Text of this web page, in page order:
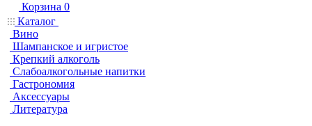
Корзина 0
Каталог
Вино
Шампанское и игристое
Крепкий алкоголь
Слабоалкогольные напитки
Гастрономия
Аксессуары
Литература